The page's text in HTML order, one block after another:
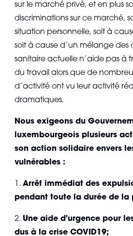
sur le marché privé, et en plus
discriminations sur ce marché,
situation personnelle, soit à
soit à cause d’un mélange des
sanitaire actuelle n’aide pas à
du travail alors que de
d’activité ont vu leur activité
dramatiques.
Nous exigeons du
luxembourgeois plusieurs
son action solidaire envers
vulnérables :
1. Arrêt immédiat des
pendant toute la durée de la
2. Une aide d'urgence pour
dus à la crise COVID19;